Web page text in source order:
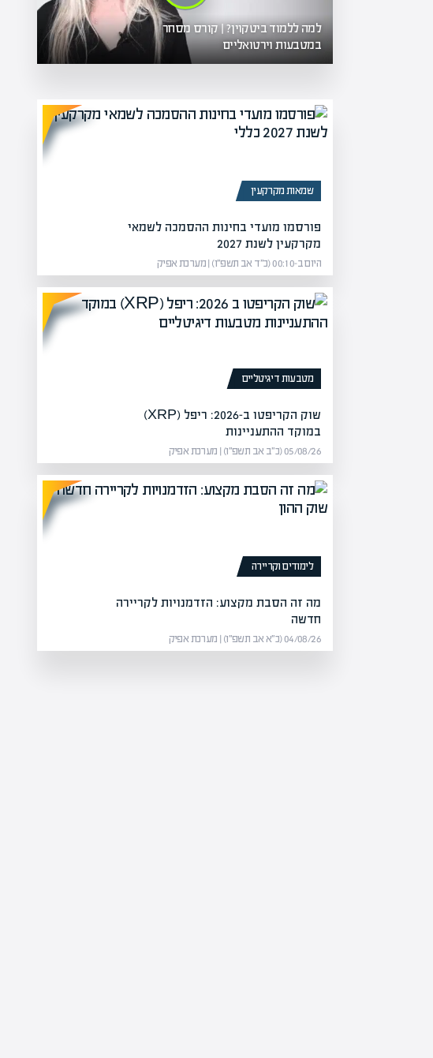
יוצאת למהלך פישוט מבנה החזקות
למה ללמוד ביטקוין? | קורס מסחר
במטבעות וירטואליים
שמאות מקרקעין
פורסמו מועדי בחינות ההסמכה לשמאי
מקרקעין לשנת 2027
היום ב-00:10 (כ״ד אב תשפ״ו) | מערכת אפיק
מטבעות דיגיטליים
שוק הקריפטו ב-2026: ריפל (XRP)
במוקד ההתעניינות
05/08/26 (כ״ב אב תשפ״ו) | מערכת אפיק
לימודים וקריירה
מה זה הסבת מקצוע: הזדמנויות לקריירה
חדשה
04/08/26 (כ״א אב תשפ״ו) | מערכת אפיק